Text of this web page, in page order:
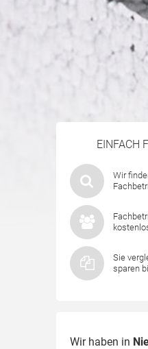
EINFACH
Wir
Sie
sparen
Wir haben in